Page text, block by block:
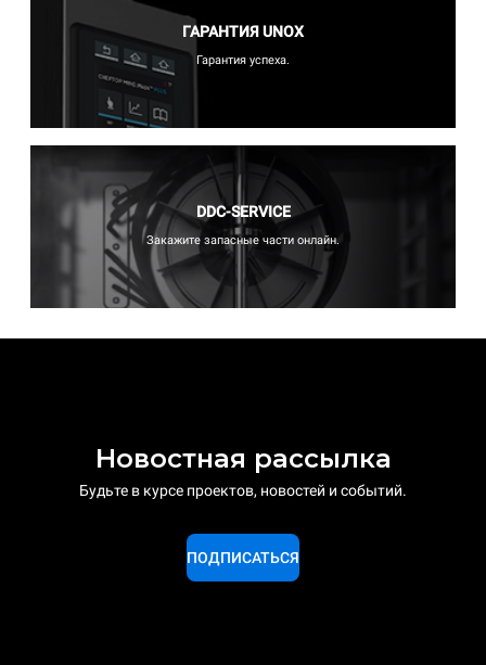
ГАРАНТИЯ UNOX
Гарантия успеха.
DDC-SERVICE
Закажите запасные части онлайн.
Новостная рассылка
Будьте в курсе проектов, новостей и событий.
ПОДПИСАТЬСЯ